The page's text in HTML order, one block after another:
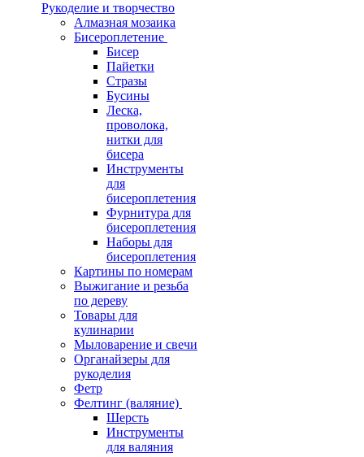
Рукоделие и творчество
Алмазная мозаика
Бисероплетение
Бисер
Пайетки
Стразы
Бусины
Леска,
проволока,
нитки для
бисера
Инструменты
для
бисероплетения
Фурнитура для
бисероплетения
Наборы для
бисероплетения
Картины по номерам
Выжигание и резьба
по дереву
Товары для
кулинарии
Мыловарение и свечи
Органайзеры для
рукоделия
Фетр
Фелтинг (валяние)
Шерсть
Инструменты
для валяния